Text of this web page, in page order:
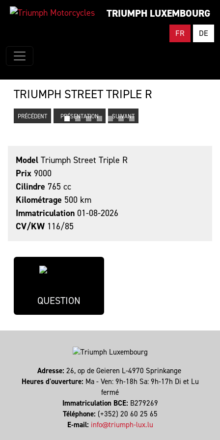
TRIUMPH LUXEMBOURG
FR DE
TRIUMPH STREET TRIPLE R
PRÉCÉDENT PRÉSENTATION SUIVANT
Model Triumph Street Triple R
Prix 9000
Cilindre 765 cc
Kilométrage 500 km
Immatriculation 01-08-2026
CV/KW 116/85
QUESTION
Adresse: 26, op de Geieren L-4970 Sprinkange
Heures d'ouverture: Ma - Ven: 9h-18h Sa: 9h-17h Di et Lu
fermé
Immatriculation BCE: B279269
Téléphone: (+352) 20 60 25 65
E-mail: info@triumph-lux.lu